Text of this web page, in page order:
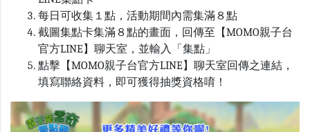
每日可收集１點，活動期間內需集滿８點
截圖集點卡集滿８點的畫面，回傳至【MOMO親子台
官方LINE】聊天室，並輸入「集點」
點擊【MOMO親子台官方LINE】聊天室回傳之連結，
填寫聯絡資料，即可獲得抽獎資格唷！